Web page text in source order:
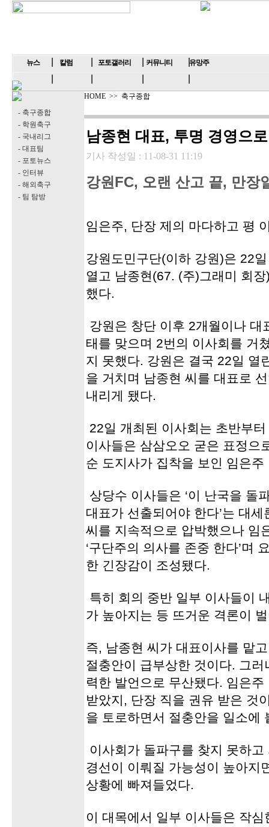
뉴스 칼럼 포토갤러리 커뮤니티 유망주
- 축구종합
- 학원축구
- 국내리그
- 대표팀
- 포토뉴스
- 인터뷰
- 해외축구
- 팀 탐방
HOME >> 축구종합
남종현 대표, 투명 경영으
기사 작성일 : 11-08-31 11:19
강원FC, 오랜 산고 끝, 만장
임은주, 단장 제의 마다하고 평
강원도민구단(이하 강원)은 22
열고 남종현(67. (주)그래미 회
했다.
강원은 창단 이후 2개월이나
태를 맞으며 2번의 이사회를 거
지 못했다. 강원은 결국 22일 열
을 거치며 남종현 씨를 대표로
내리게 됐다.
22일 개최된 이사회는 초반부
이사들은 삼삼오오 굳은 표정으
순 도지사가 집착을 보인 임은
상당수 이사들은 ‘이 난국을 돌
대표가 선출되어야 한다’는 대
씨를 지속적으로 압박했으나 임
‘구단주의 의사를 존중 한다’며
한 긴장감이 조성됐다.
특히 회의 중반 일부 이사들이
가 높아지는 등 뜨거운 격론이
즉, 남종현 씨가 대표이사를 맡
절충안이 급부상한 것이다. 그
력한 발언으로 무산됐다. 임은
받았지, 단장 직을 권유 받은 것
을 토로하면서 절충안을 일소에
이사회가 돌파구를 찾지 못하
경선이 이뤄질 가능성이 높아지
상황에 빠져들었다.
이 대목에서 일부 이사들은 작